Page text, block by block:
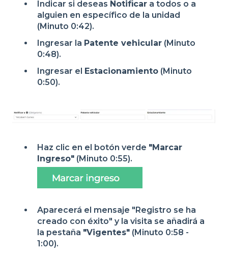
Indicar si deseas Notificar a todos o a
alguien en específico de la unidad
(Minuto 0:42).
Ingresar la Patente vehicular (Minuto
0:48).
Ingresar el Estacionamiento (Minuto
0:50).
Haz clic en el botón verde "Marcar
Ingreso" (Minuto 0:55).
Aparecerá el mensaje "Registro se ha
creado con éxito" y la visita se añadirá a
la pestaña "Vigentes" (Minuto 0:58 -
1:00).